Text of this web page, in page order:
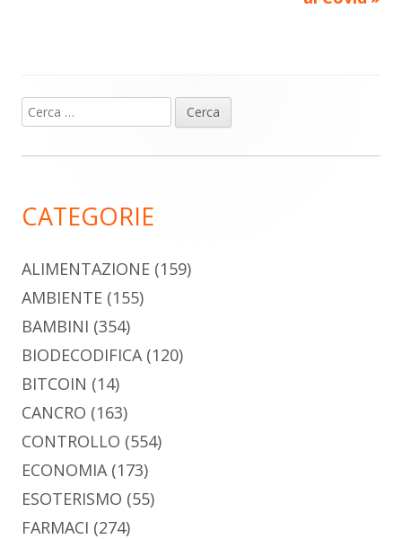
Barra
laterale
Ricerca
per:
CATEGORIE
ALIMENTAZIONE (159)
AMBIENTE (155)
BAMBINI (354)
BIODECODIFICA (120)
BITCOIN (14)
CANCRO (163)
CONTROLLO (554)
ECONOMIA (173)
ESOTERISMO (55)
FARMACI (274)